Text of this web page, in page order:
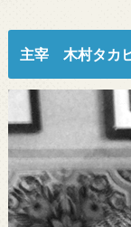
主宰 木村タカ